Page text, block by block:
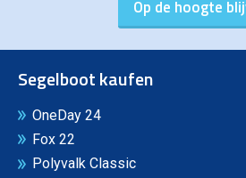
Segelboot kaufen
OneDay 24
Fox 22
Polyvalk Classic